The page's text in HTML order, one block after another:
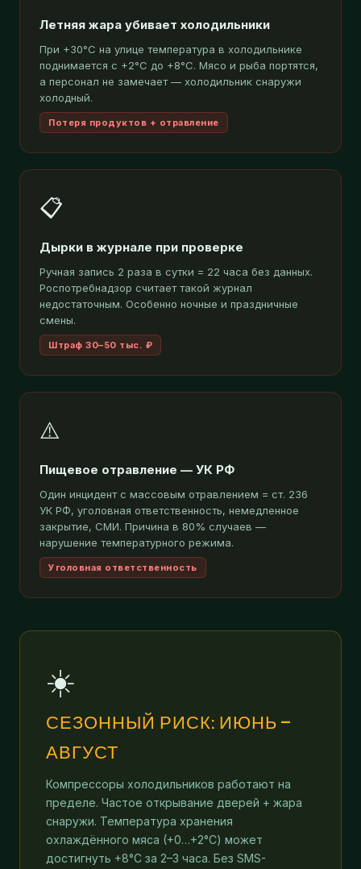
Летняя жара убивает холодильники
При +30°C на улице температура в холодильнике
поднимается с +2°C до +8°C. Мясо и рыба портятся,
а персонал не замечает — холодильник снаружи
холодный.
Потеря продуктов + отравление
📋
Дырки в журнале при проверке
Ручная запись 2 раза в сутки = 22 часа без данных.
Роспотребнадзор считает такой журнал
недостаточным. Особенно ночные и праздничные
смены.
Штраф 30–50 тыс. ₽
⚠️
Пищевое отравление — УК РФ
Один инцидент с массовым отравлением = ст. 236
УК РФ, уголовная ответственность, немедленное
закрытие, СМИ. Причина в 80% случаев —
нарушение температурного режима.
Уголовная ответственность
☀️
СЕЗОННЫЙ РИСК: ИЮНЬ —
АВГУСТ
Компрессоры холодильников работают на
пределе. Частое открывание дверей + жара
снаружи. Температура хранения
охлаждённого мяса (+0…+2°C) может
достигнуть +8°C за 2–3 часа. Без SMS-